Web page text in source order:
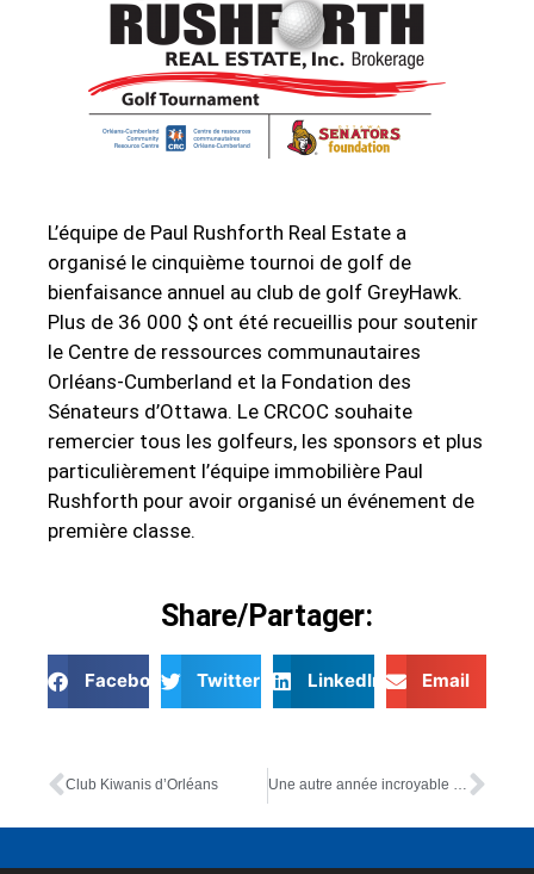
L’équipe de Paul Rushforth Real Estate a
organisé le cinquième tournoi de golf de
bienfaisance annuel au club de golf GreyHawk.
Plus de 36 000 $ ont été recueillis pour soutenir
le Centre de ressources communautaires
Orléans-Cumberland et la Fondation des
Sénateurs d’Ottawa. Le CRCOC souhaite
remercier tous les golfeurs, les sponsors et plus
particulièrement l’équipe immobilière Paul
Rushforth pour avoir organisé un événement de
première classe.
Share/Partager:
Facebook Twitter LinkedIn Email
Club Kiwanis d’Orléans Une autre année incroyable pour le tournoi de golf du charité de Paul Rushforth Charity!